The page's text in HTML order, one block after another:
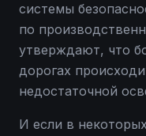
системы
по
утверждают, что
дорогах
недостаточной
И если в